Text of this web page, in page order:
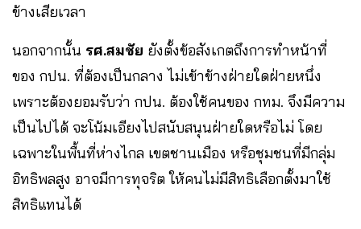
ข้างเสียเวลา
นอกจากนั้น รศ.สมชัย ยังตั้งข้อสังเกตถึงการทำหน้าที่
ของ กปน. ที่ต้องเป็นกลาง ไม่เข้าข้างฝ่ายใดฝ่ายหนึ่ง
เพราะต้องยอมรับว่า กปน. ต้องใช้คนของ กทม. จึงมีความ
เป็นไปได้ จะโน้มเอียงไปสนับสนุนฝ่ายใดหรือไม่ โดย
เฉพาะในพื้นที่ห่างไกล เขตชานเมือง หรือชุมชนที่มีกลุ่ม
อิทธิพลสูง อาจมีการทุจริต ให้คนไม่มีสิทธิเลือกตั้งมาใช้
สิทธิแทนได้